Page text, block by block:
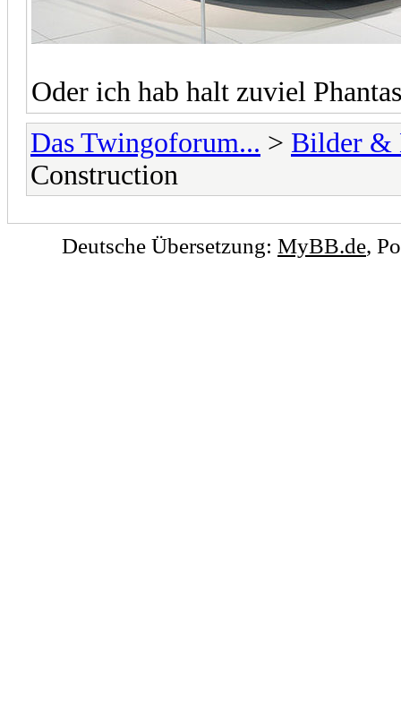
Oder ich hab halt zuviel
Das Twingoforum... > Bilder &
Construction
Deutsche Übersetzung: MyBB.de,